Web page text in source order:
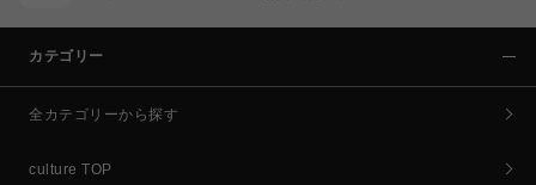
カテゴリー
全カテゴリーから探す
culture TOP